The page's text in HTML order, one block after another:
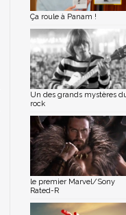
Ça roule à Panam !
Un des grands mystères
rock
le premier Marvel/Sony
Rated-R